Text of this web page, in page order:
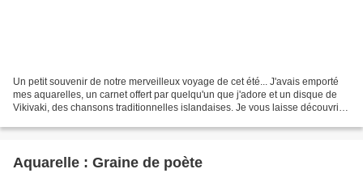
Un petit souvenir de notre merveilleux voyage de cet été... J'avais emporté
mes aquarelles, un carnet offert par quelqu'un que j'adore et un disque de
Vikivaki, des chansons traditionnelles islandaises. Je vous laisse découvrir
Aquarelle : Graine de poète